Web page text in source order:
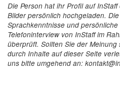
Die Person hat ihr Profil auf
Bilder persönlich hochgeladen.
Sprachkenntnisse und
Telefoninterview von InStaff im
überprüft. Sollten Sie der
durch Inhalte auf dieser Seite
uns bitte umgehend an: